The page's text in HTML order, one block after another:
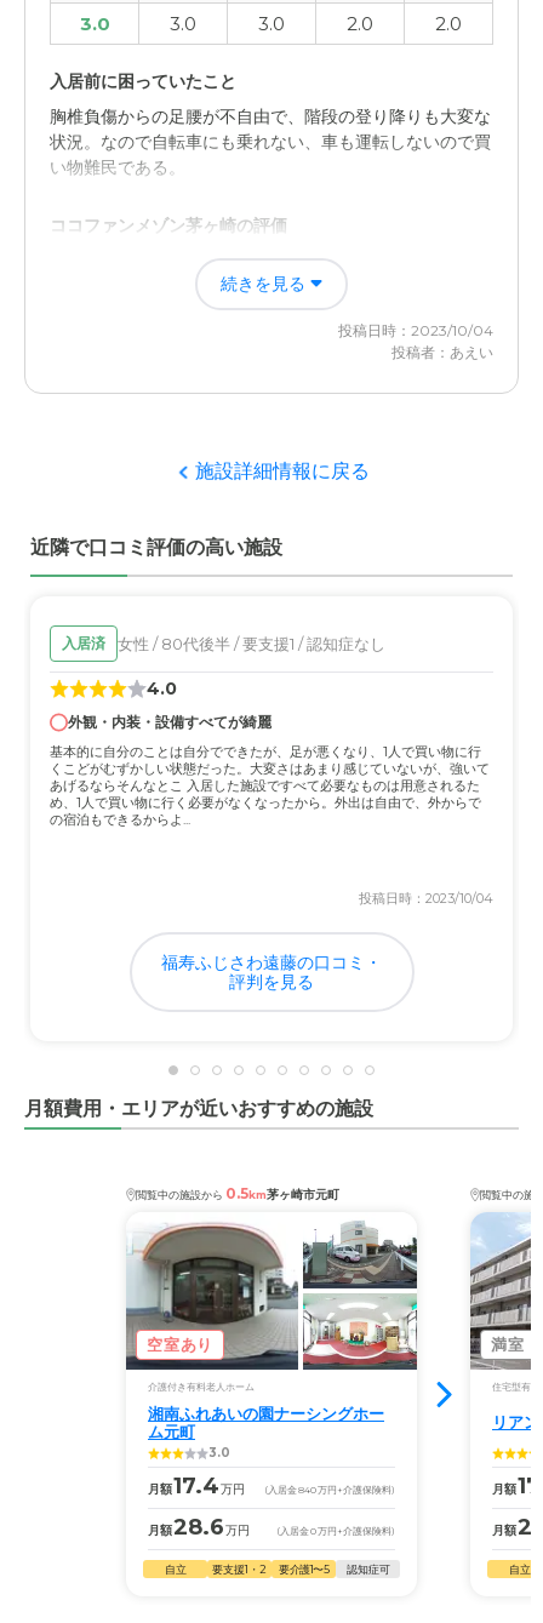
3.0 3.0 3.0 2.0 2.0
入居前に困っていたこと
胸椎負傷からの足腰が不自由で、階段の登り降りも大変な
状況。なので自転車にも乗れない、車も運転しないので買
い物難民である。
ココファンメゾン茅ヶ崎の評価
真新しい施設に感じた。介護を考えている施設で不便さを
感じないように思えた。いろいろな導線も便利になってい
外観・内装・居室・設備について
は最新のものばかりで、使いやすそうに思えた。
介護、医療サービスは、きちんと整っている設備や人員で
あるようにおもえた。もちろん一般病院よりもきれいにお
もえた。
近隣環境や交通アクセスについて
車を使うまたはバス路線でアクセスするしかないことで、
致し方なく、近隣環境は静かでよいところだとおもった。
賃料がやや高く感じた。共益費やサービス費も比較したわ
けでないけど、高いような印象で、その金額のサービスが
よくわからなかった。
続きを見る
投稿日時：2023/10/04
投稿者：あえい
施設詳細情報に戻る
近隣で口コミ評価の高い施設
入居済 女性 / 80代後半 / 要支援1 / 認知症なし
4.0
外観・内装・設備すべてが綺麗
基本的に自分のことは自分でできたが、足が悪くなり、1人で買い物に行
くこどがむずかしい状態だった。大変さはあまり感じていないが、強いて
あげるならそんなとこ 入居した施設ですべて必要なものは用意されるた
め、1人で買い物に行く必要がなくなったから。外出は自由で、外からで
の宿泊もできるからよ...
投稿日時：2023/10/04
福寿ふじさわ遠藤の口コミ・
評判を見る
月額費用・エリアが近いおすすめの施設
閲覧中の施設から 0.5km茅ヶ崎市元町
空室あり
介護付き有料老人ホーム
湘南ふれあいの園ナーシングホー
ム元町
3.0
月額17.4万円 (入居金840万円 +介護保険料)
月額28.6万円 (入居金0万円 +介護保険料)
自立 要支援1・2 要介護1〜5 認知症可
閲覧中の施
満室
住宅型有料
リア
月額
月額
自立